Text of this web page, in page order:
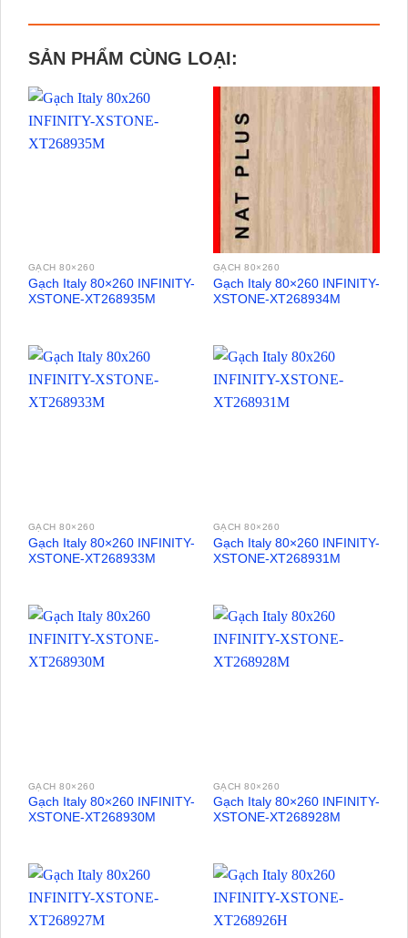
SẢN PHẨM CÙNG LOẠI:
GẠCH 80×260
Gạch Italy 80×260 INFINITY-
XSTONE-XT268935M
GẠCH 80×260
Gạch Italy 80×260 INFINITY-
XSTONE-XT268934M
GẠCH 80×260
Gạch Italy 80×260 INFINITY-
XSTONE-XT268933M
GẠCH 80×260
Gạch Italy 80×260 INFINITY-
XSTONE-XT268931M
GẠCH 80×260
Gạch Italy 80×260 INFINITY-
XSTONE-XT268930M
GẠCH 80×260
Gạch Italy 80×260 INFINITY-
XSTONE-XT268928M